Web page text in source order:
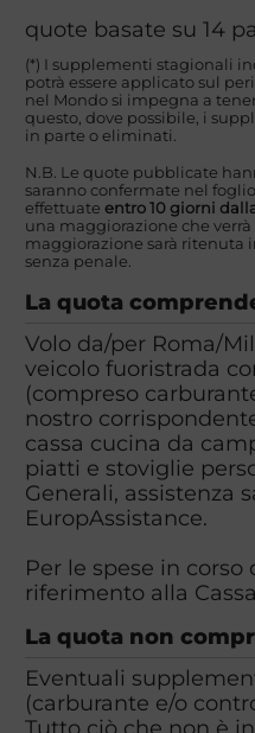
quote basate su 14
(*) I supplementi stagionali
potrà essere applicato sul
nel Mondo si impegna a
questo, dove possibile, i
in parte o eliminati.
N.B. Le quote pubblicate
saranno confermate nel
effettuate entro 10 giorni
una maggiorazione che
maggiorazione sarà ritenuta
senza penale.
La quota
Volo da/per Roma/
veicolo fuoristrada
(compreso
nostro
cassa cucina da
piatti e stoviglie
Generali, assistenza
EuropAssistance.
Per le spese in corso
riferimento alla
La quota non
Eventuali
(carburante e/o
Tutto ciò che non è